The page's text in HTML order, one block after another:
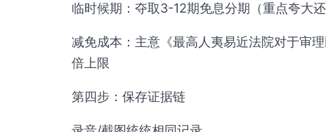
临时候期：夺取3-12期免息分期（重点夸大还
减免成本：主意《最高人夷易近法院对于审
倍上限
第四步：保存证据链